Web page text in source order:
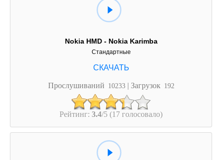
Nokia HMD - Nokia Karimba
Стандартные
Прослушиваний 10233 | Загрузок 192
Рейтинг: 3.4/5 (17 голосовало)